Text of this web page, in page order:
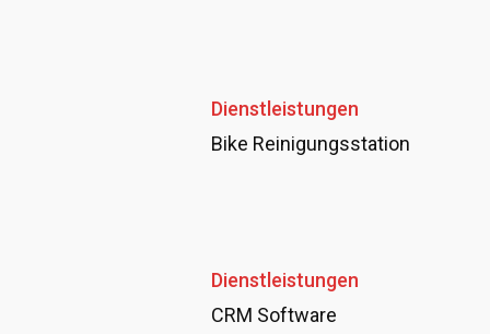
Dienstleistungen
Bike Reinigungsstation
Dienstleistungen
CRM Software